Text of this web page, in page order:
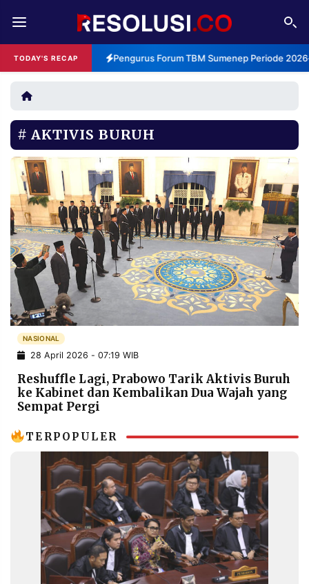
TODAY'S RECAP Pengurus Forum TBM Sumenep Periode
REDAKSI TENTANG
RESOLUSI IKLAN
RUBRIKASI
EDITORIAL AKSARA
FINANSIA PERSONA
DAERAH NASIONAL
MANCA SPORT
INFORMASI
PRIVACY
POLICY
INFORMASI
IKLAN TULISAN
PENGADUAN TERM
OF
IKUTI
KAMI
AKTIVIS BURUH
NASIONAL
28 April 2026 - 07:19 WIB
Reshuffle Lagi, Prabowo Tarik Aktivis Buruh
ke Kabinet dan Kembalikan Dua Wajah yang
Sempat Pergi
TERPOPULER